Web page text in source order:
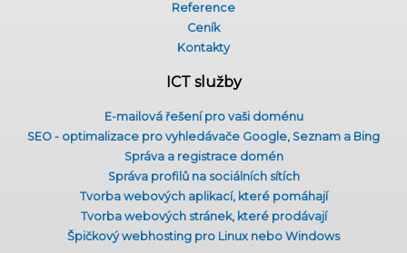
Reference
Ceník
Kontakty
ICT služby
E-mailová řešení pro vaši doménu
SEO - optimalizace pro vyhledávače Google, Seznam a Bing
Správa a registrace domén
Správa profilů na sociálních sítích
Tvorba webových aplikací, které pomáhají
Tvorba webových stránek, které prodávají
Špičkový webhosting pro Linux nebo Windows